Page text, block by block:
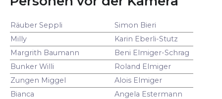
Räuber Seppli
Simon Bieri
Milly
Karin Eberli-Stutz
Margrith Baumann
Beni Elmiger-Schrag
Bunker Willi
Roland Elmiger
Zungen Miggel
Alois Elmiger
Bianca
Angela Estermann